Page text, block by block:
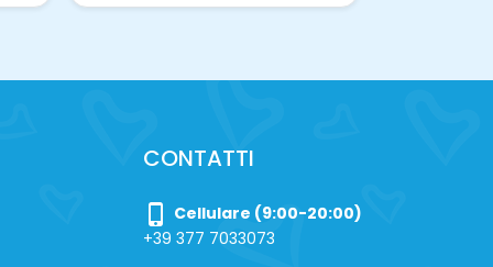
CONTATTI
phone_iphone
Cellulare (9:00-20:00)
+39 377 7033073